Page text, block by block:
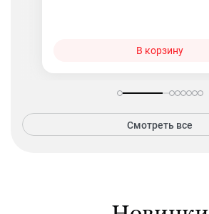
В корзину
Смотреть все